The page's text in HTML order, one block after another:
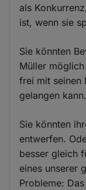
als
ist, wenn sie
Sie könnten
Müller
frei mit seinen
gelangen kann.
Sie könnten
entwerfen.
besser gleich
eines unserer
Probleme: